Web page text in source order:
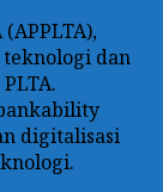
dan
digitalisasi